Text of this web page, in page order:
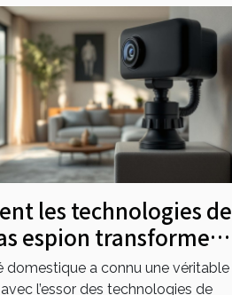
les technologies de
espion transforment-
sécurité domestique ?
domestique a connu une véritable
l’essor des technologies de